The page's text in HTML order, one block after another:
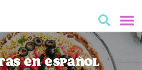
en Español